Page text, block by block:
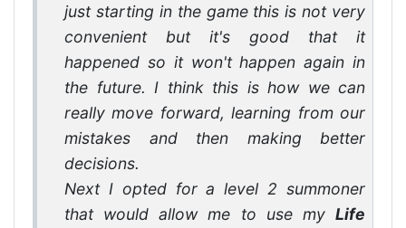
just starting in the game this is not very
convenient but it's good that it
happened so it won't happen again in
the future. I think this is how we can
really move forward, learning from our
mistakes and then making better
decisions.
Next I opted for a level 2 summoner
that would allow me to use my Life